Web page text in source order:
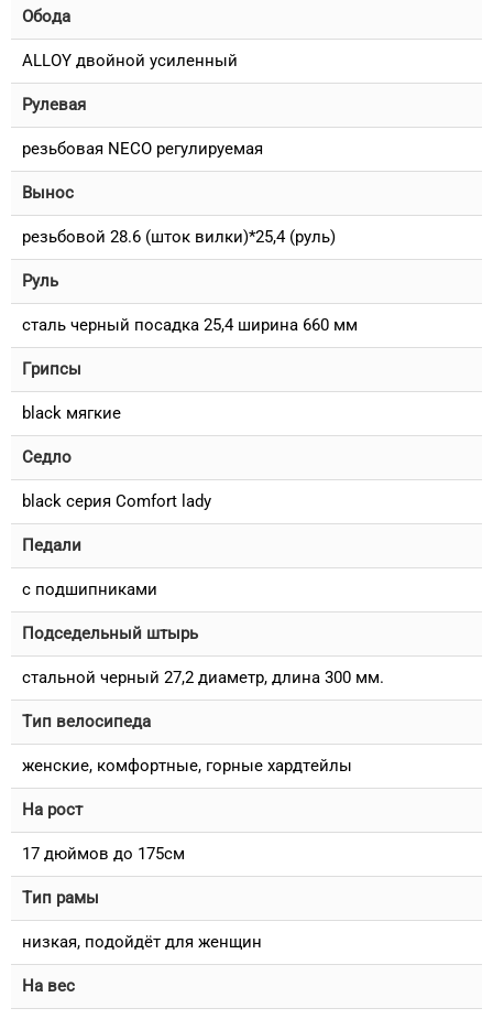
Обода
ALLOY двойной усиленный
Рулевая
резьбовая NECO регулируемая
Вынос
резьбовой 28.6 (шток вилки)*25,4 (руль)
Руль
сталь черный посадка 25,4 ширина 660 мм
Грипсы
black мягкие
Седло
black серия Comfort lady
Педали
с подшипниками
Подседельный штырь
стальной черный 27,2 диаметр, длина 300 мм.
Тип велосипеда
женские, комфортные, горные хардтейлы
На рост
17 дюймов до 175см
Тип рамы
низкая, подойдёт для женщин
На вес